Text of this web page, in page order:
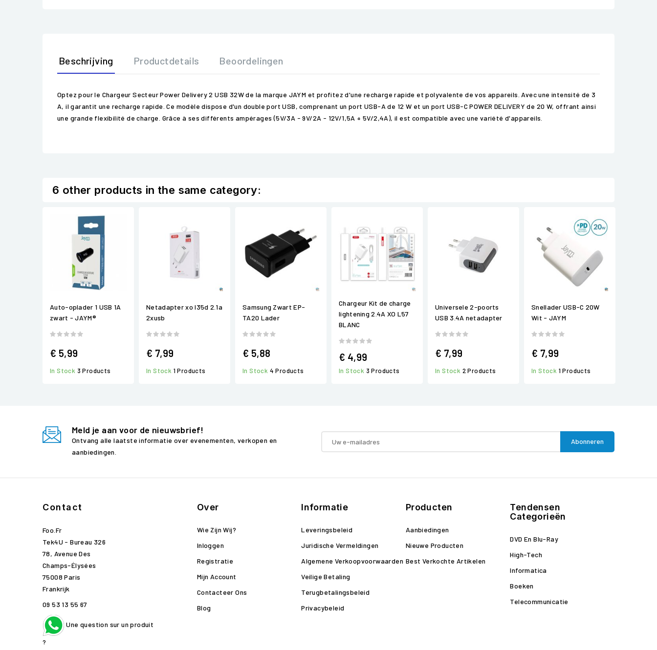
Beschrijving Productdetails Beoordelingen
Optez pour le Chargeur Secteur Power Delivery 2 USB 32W de la marque JAYM et profitez d'une recharge rapide et polyvalente de vos appareils. Avec une intensité de 3
A, il garantit une recharge rapide. Ce modèle dispose d'un double port USB, comprenant un port USB-A de 12 W et un port USB-C POWER DELIVERY de 20 W, offrant ainsi
une grande flexibilité de charge. Grâce à ses différents ampérages (5V/3A - 9V/2A - 12V/1,5A + 5V/2,4A), il est compatible avec une variété d'appareils.
6 other products in the same category:
Auto-oplader 1 USB 1A
zwart - JAYM®
€ 5,99
In Stock 3 Products
Netadapter xo l35d 2.1a
2xusb
€ 7,99
In Stock 1 Products
Samsung Zwart EP-
TA20 Lader
€ 5,88
In Stock 4 Products
Chargeur Kit de charge
lightening 2.4A XO L57
BLANC
€ 4,99
In Stock 3 Products
Universele 2-poorts
USB 3.4A netadapter
€ 7,99
In Stock 2 Products
Snellader USB-C 20W
Wit - JAYM
€ 7,99
In Stock 1 Products
Meld je aan voor de nieuwsbrief!
Ontvang alle laatste informatie over evenementen, verkopen en
aanbiedingen.
Contact
Foo.fr
Tek4U - Bureau 326
78, Avenue Des
Champs-Élysées
75008 Paris
Frankrijk
09 53 13 55 67
Une question sur un produit
?
Over
Wie Zijn Wij?
Inloggen
Registratie
Mijn Account
Contacteer Ons
Blog
Informatie
Leveringsbeleid
Juridische Vermeldingen
Algemene Verkoopvoorwaarden
Veilige Betaling
Terugbetalingsbeleid
Privacybeleid
Producten
Aanbiedingen
Nieuwe Producten
Best Verkochte Artikelen
Tendensen
Categorieën
DVD En Blu-Ray
High-Tech
Informatica
Boeken
Telecommunicatie